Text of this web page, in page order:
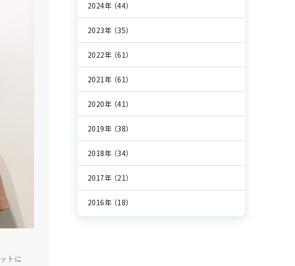
2024年 （44）
2023年 （35）
2022年 （61）
2021年 （61）
2020年 （41）
2019年 （38）
2018年 （34）
2017年 （21）
2016年 （18）